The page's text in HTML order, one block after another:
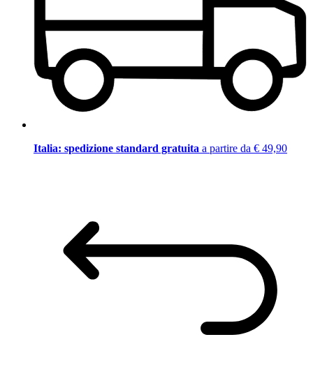
Italia: spedizione standard gratuita a partire da € 49,90